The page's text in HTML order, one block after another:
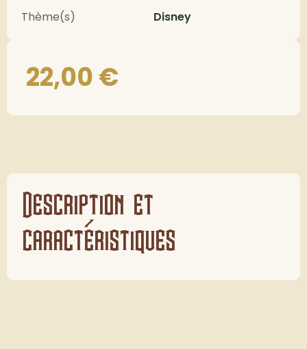
Thème(s) Disney
22,00€
Description et
caractéristiques